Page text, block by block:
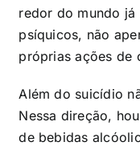
redor do mundo
psíquicos, não
próprias ações de
Além do suicídio
Nessa direção,
de bebidas